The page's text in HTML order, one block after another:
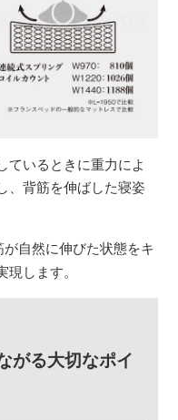
ているときに重力によ
、背筋を伸ばした寝姿
が自然に伸びた状態をキ
します。
がる大切なポイ